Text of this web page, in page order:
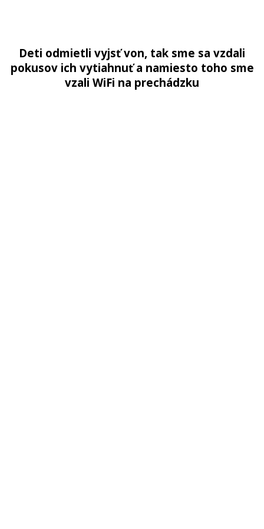
Deti odmietli vyjsť von, tak sme sa vzdali
pokusov ich vytiahnuť a namiesto toho sme
vzali WiFi na prechádzku